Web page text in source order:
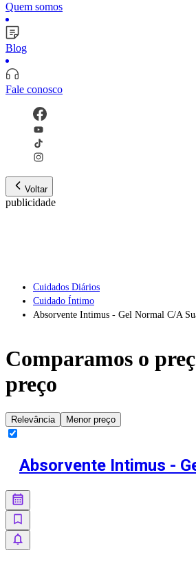
Quem somos
Blog
Fale conosco
Voltar
publicidade
Cuidados Diários
Cuidado Íntimo
Absorvente Intimus - Gel Normal C/A
Comparamos o
preço
Relevância Menor preço
Absorvente Intimus -